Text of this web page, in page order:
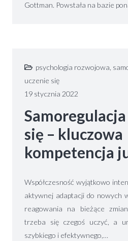
Gottman. Powstała na bazie
psychologia rozwojowa
uczenie się
19 stycznia 2022
się – kluczowa
kompetencja
Współczesność wyjątkowo
aktywnej adaptacji do nowych
reagowania na bieżące
trzeba się czegoś uczyć, a
szybkiego i efektywnego,…